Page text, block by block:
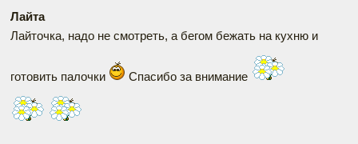
Лайта
Лайточка, надо не смотреть, а бегом бежать на кухню и
готовить палочки Спасибо за внимание